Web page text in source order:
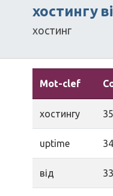
хостингу
хостинг
Mot-clef
хостингу 35
uptime 34
від 33